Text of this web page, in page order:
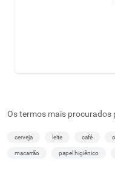
Os termos mais procurados
cerveja leite café
macarrão papel higiênico